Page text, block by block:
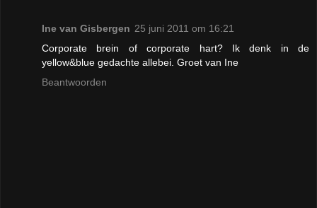
Ine van Gisbergen 25 juni 2011 om 16:21
Corporate brein of corporate hart? Ik denk in de
yellow&blue gedachte allebei. Groet van Ine
Beantwoorden